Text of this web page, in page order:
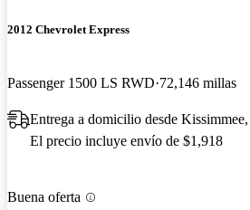
2012 Chevrolet Express
Passenger 1500 LS RWD 72,146 millas
Entrega a domicilio desde
El precio incluye envío de $1,918
Buena oferta